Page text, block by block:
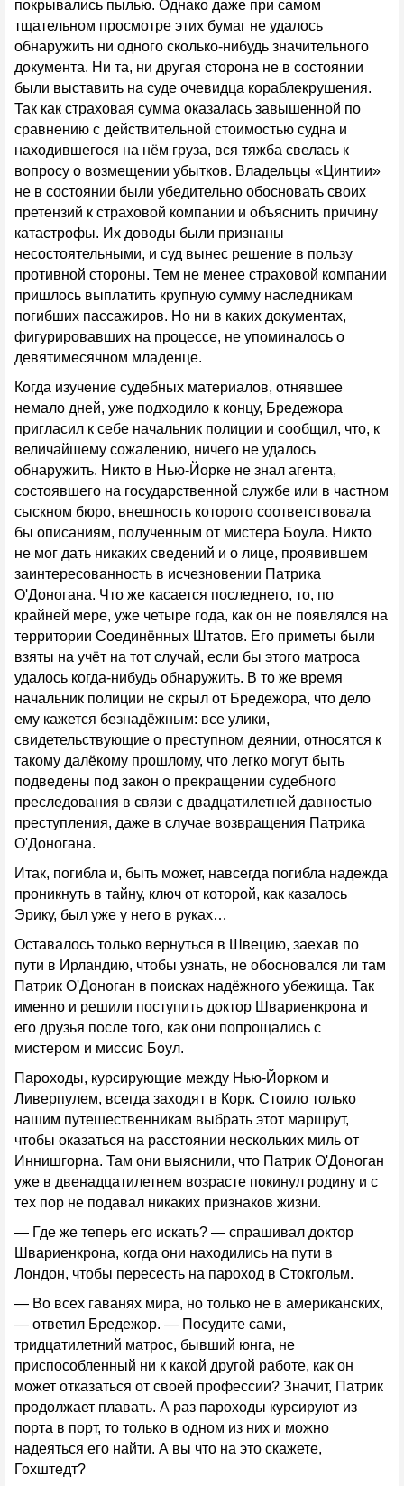
покрывались пылью. Однако даже при самом
тщательном просмотре этих бумаг не удалось
обнаружить ни одного сколько-нибудь значительного
документа. Ни та, ни другая сторона не в состоянии
были выставить на суде очевидца кораблекрушения.
Так как страховая сумма оказалась завышенной по
сравнению с действительной стоимостью судна и
находившегося на нём груза, вся тяжба свелась к
вопросу о возмещении убытков. Владельцы «Цинтии»
не в состоянии были убедительно обосновать своих
претензий к страховой компании и объяснить причину
катастрофы. Их доводы были признаны
несостоятельными, и суд вынес решение в пользу
противной стороны. Тем не менее страховой компании
пришлось выплатить крупную сумму наследникам
погибших пассажиров. Но ни в каких документах,
фигурировавших на процессе, не упоминалось о
девятимесячном младенце.
Когда изучение судебных материалов, отнявшее
немало дней, уже подходило к концу, Бредежора
пригласил к себе начальник полиции и сообщил, что, к
величайшему сожалению, ничего не удалось
обнаружить. Никто в Нью-Йорке не знал агента,
состоявшего на государственной службе или в частном
сыскном бюро, внешность которого соответствовала
бы описаниям, полученным от мистера Боула. Никто
не мог дать никаких сведений и о лице, проявившем
заинтересованность в исчезновении Патрика
О'Доногана. Что же касается последнего, то, по
крайней мере, уже четыре года, как он не появлялся на
территории Соединённых Штатов. Его приметы были
взяты на учёт на тот случай, если бы этого матроса
удалось когда-нибудь обнаружить. В то же время
начальник полиции не скрыл от Бредежора, что дело
ему кажется безнадёжным: все улики,
свидетельствующие о преступном деянии, относятся к
такому далёкому прошлому, что легко могут быть
подведены под закон о прекращении судебного
преследования в связи с двадцатилетней давностью
преступления, даже в случае возвращения Патрика
О'Доногана.
Итак, погибла и, быть может, навсегда погибла надежда
проникнуть в тайну, ключ от которой, как казалось
Эрику, был уже у него в руках…
Оставалось только вернуться в Швецию, заехав по
пути в Ирландию, чтобы узнать, не обосновался ли там
Патрик О'Доноган в поисках надёжного убежища. Так
именно и решили поступить доктор Швариенкрона и
его друзья после того, как они попрощались с
мистером и миссис Боул.
Пароходы, курсирующие между Нью-Йорком и
Ливерпулем, всегда заходят в Корк. Стоило только
нашим путешественникам выбрать этот маршрут,
чтобы оказаться на расстоянии нескольких миль от
Иннишгорна. Там они выяснили, что Патрик О'Доноган
уже в двенадцатилетнем возрасте покинул родину и с
тех пор не подавал никаких признаков жизни.
— Где же теперь его искать? — спрашивал доктор
Швариенкрона, когда они находились на пути в
Лондон, чтобы пересесть на пароход в Стокгольм.
— Во всех гаванях мира, но только не в американских,
— ответил Бредежор. — Посудите сами,
тридцатилетний матрос, бывший юнга, не
приспособленный ни к какой другой работе, как он
может отказаться от своей профессии? Значит, Патрик
продолжает плавать. А раз пароходы курсируют из
порта в порт, то только в одном из них и можно
надеяться его найти. А вы что на это скажете,
Гохштедт?